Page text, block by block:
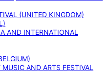
(UNITED KINGDOM)
AND INTERNATIONAL
AND ARTS FESTIVAL